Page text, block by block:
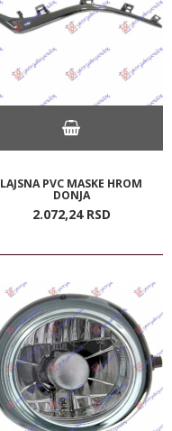
LAJSNA PVC MASKE HROM
DONJA
2.072,24 RSD